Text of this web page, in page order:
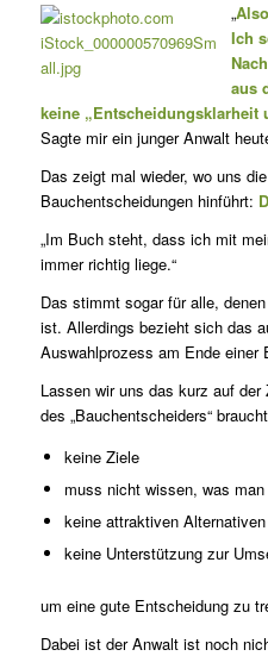
„
Ich
aus
keine „Entscheidungsklarheit
Sagte mir ein junger Anwalt
Das zeigt mal wieder, wo uns
Bauchentscheidungen hinführt:
„Im Buch steht, dass ich mit
immer richtig liege.“
Das stimmt sogar für alle,
ist. Allerdings bezieht sich das
Auswahlprozess am Ende einer
Lassen wir uns das kurz auf
des „Bauchentscheiders“
keine Ziele
muss nicht wissen, was man
keine attraktiven Alternativen
keine Unterstützung zur
um eine gute Entscheidung zu
Dabei ist der Anwalt ist noch